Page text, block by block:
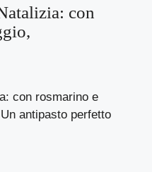
con
con rosmarino e
antipasto perfetto